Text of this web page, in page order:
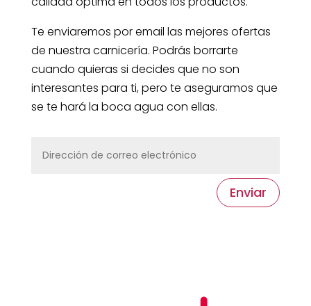
Te enviaremos por email las mejores ofertas
de nuestra carnicería. Podrás borrarte
cuando quieras si decides que no son
interesantes para ti, pero te aseguramos que
se te hará la boca agua con ellas.
Enviar